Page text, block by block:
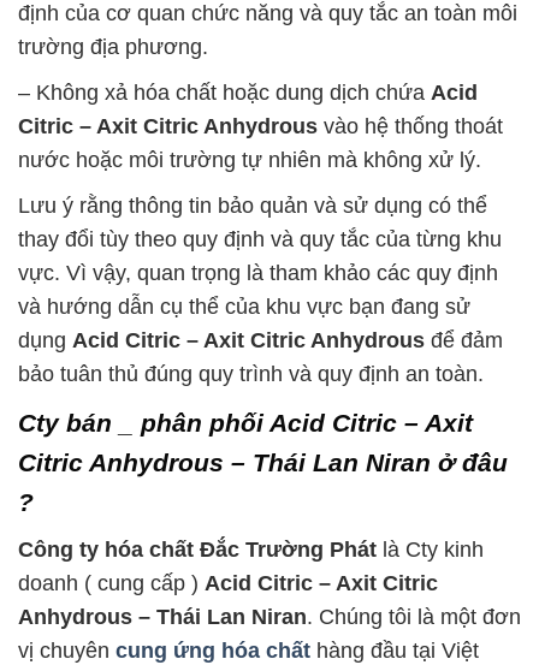
định của cơ quan chức năng và quy tắc an toàn môi
trường địa phương.
– Không xả hóa chất hoặc dung dịch chứa Acid
Citric – Axit Citric Anhydrous vào hệ thống thoát
nước hoặc môi trường tự nhiên mà không xử lý.
Lưu ý rằng thông tin bảo quản và sử dụng có thể
thay đổi tùy theo quy định và quy tắc của từng khu
vực. Vì vậy, quan trọng là tham khảo các quy định
và hướng dẫn cụ thể của khu vực bạn đang sử
dụng Acid Citric – Axit Citric Anhydrous để đảm
bảo tuân thủ đúng quy trình và quy định an toàn.
Cty bán _ phân phối Acid Citric – Axit
Citric Anhydrous – Thái Lan Niran ở đâu
?
Công ty hóa chất Đắc Trường Phát là Cty kinh
doanh ( cung cấp ) Acid Citric – Axit Citric
Anhydrous – Thái Lan Niran. Chúng tôi là một đơn
vị chuyên cung ứng hóa chất hàng đầu tại Việt